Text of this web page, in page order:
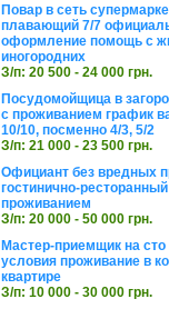
Повар в сеть
плавающий 7/7
оформление помощь с
иногородних
З/п: 20 500 - 24 000 грн.
Посудомойщица в
с проживанием график
10/10, посменно 4/3, 5/2
З/п: 21 000 - 23 500 грн.
Официант без вредных
гостинично-
проживанием
З/п: 20 000 - 50 000 грн.
Мастер-приемщик на
условия проживание в
квартире
З/п: 10 000 - 30 000 грн.